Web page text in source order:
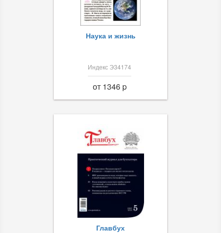
Наука и жизнь
Индекс Э34174
от 1346 p
Главбух